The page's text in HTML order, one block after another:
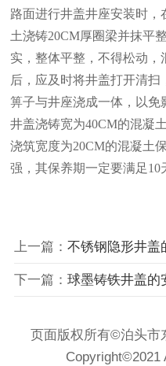
路面进行井盖井座安装时，
土浇铸20CM厚圈梁并抹平
实，整体平整，不得松动
后，应及时将井盖打开清
箅子与井座浇成一体，以免
井盖浇铸宽为40CM的混凝
浇筑宽度为20CM的混凝土
强，其保养期一定要满足10
上一篇： 不锈钢隐形井盖
下一篇： 球墨铸铁井盖的
页面版权所有©泊头市
Copyright©2021